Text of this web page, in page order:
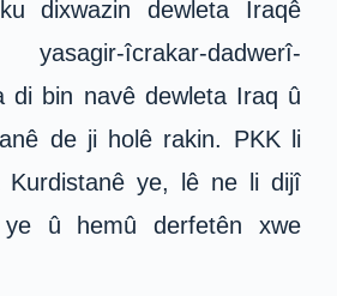
dixwazin dewleta Iraqê
îcrakar-dadwerî-
di bin navê dewleta Iraq û
de ji holê rakin. PKK li
Kurdistanê ye, lê ne li dijî
û hemû derfetên xwe